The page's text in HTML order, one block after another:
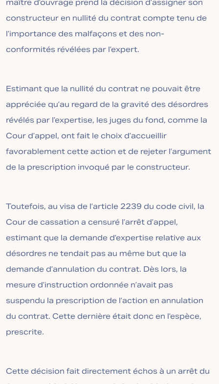
maître d’ouvrage prend la décision d’assigner son
constructeur en nullité du contrat compte tenu de
l’importance des malfaçons et des non-
conformités révélées par l’expert.
Estimant que la nullité du contrat ne pouvait être
appréciée qu’au regard de la gravité des désordres
révélés par l’expertise, les juges du fond, comme la
Cour d’appel, ont fait le choix d’accueillir
favorablement cette action et de rejeter l’argument
de la prescription invoqué par le constructeur.
Toutefois, au visa de l’article 2239 du code civil, la
Cour de cassation a censuré l’arrêt d’appel,
estimant que la demande d’expertise relative aux
désordres ne tendait pas au même but que la
demande d’annulation du contrat. Dès lors, la
mesure d’instruction ordonnée n’avait pas
suspendu la prescription de l’action en annulation
du contrat. Cette dernière était donc en l’espèce,
prescrite.
Cette décision fait directement échos à un arrêt du